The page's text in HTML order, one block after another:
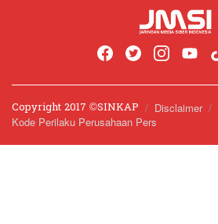
Copyright 2017 ©️SINKAP Disclaimer
Kode Perilaku Perusahaan Pers